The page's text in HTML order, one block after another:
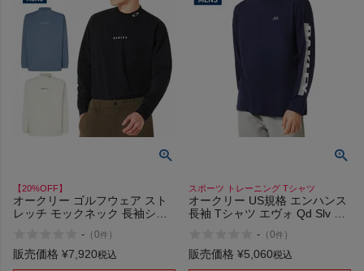
検索
商品が見つからない方はこちら
NIKE
CHUMS
【20%OFF】
オークリー ゴルフウェア スト
レッチ モックネック 長袖シャ
Lenient Mock- （0件 ）
販売価格 ¥7,920税込
スポーツ トレーニング Tシャツ
オークリー US規格 エンハンス
長袖 Tシャツ エヴォ Qd Slv 4.7
- （0件 ）
販売価格 ¥5,060税込